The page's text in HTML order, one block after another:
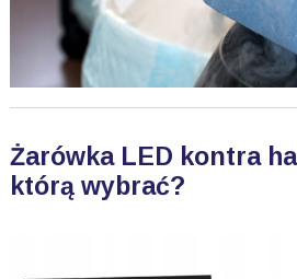
Żarówka LED kontra
którą wybrać?